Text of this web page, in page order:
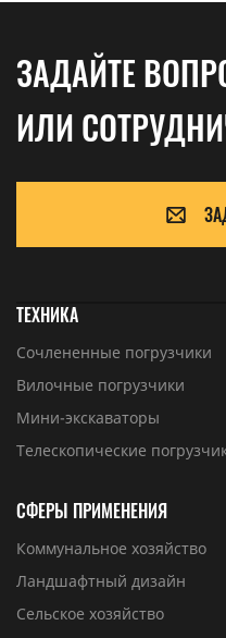
ЗАДАЙТЕ
ИЛИ
ТЕХНИКА
Сочлененные погрузчики
Вилочные погрузчики
Мини-экскаваторы
Телескопические
СФЕРЫ ПРИМЕНЕНИЯ
Коммунальное хозяйство
Ландшафтный дизайн
Сельское хозяйство